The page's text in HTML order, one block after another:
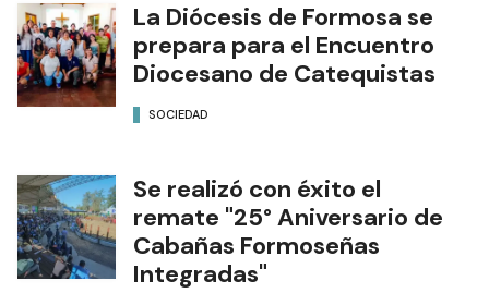
La Diócesis de Formosa se
prepara para el Encuentro
Diocesano de Catequistas
SOCIEDAD
Se realizó con éxito el
remate "25° Aniversario de
Cabañas Formoseñas
Integradas"